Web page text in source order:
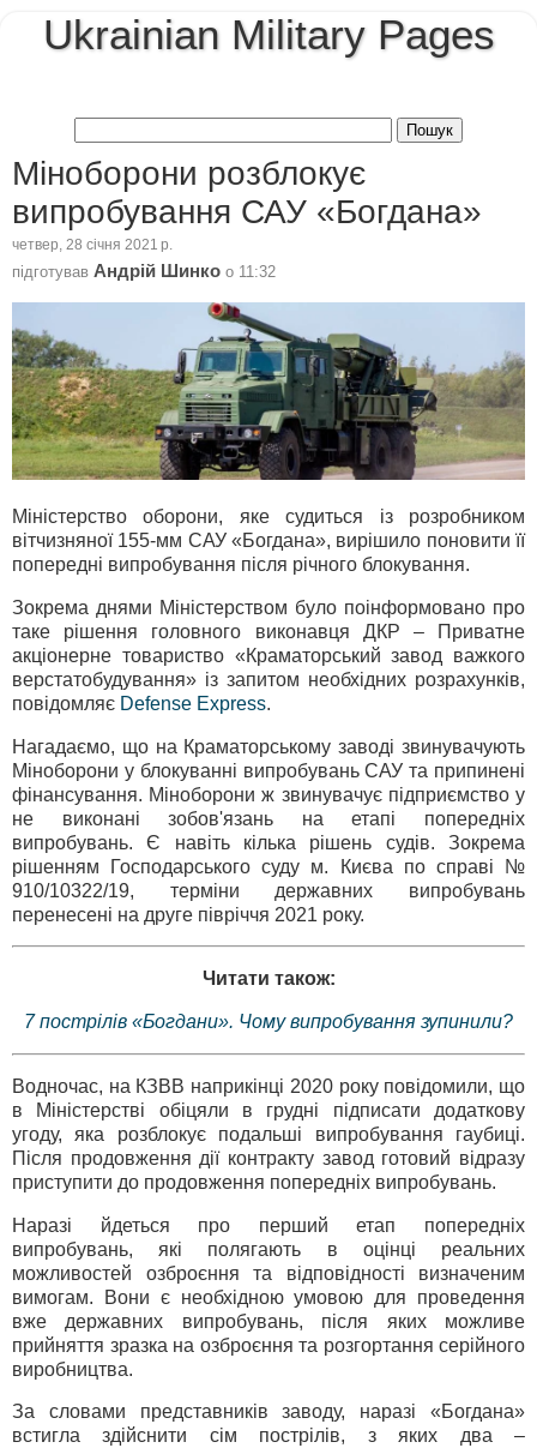
Ukrainian Military Pages
Міноборони розблокує
випробування САУ «Богдана»
четвер, 28 січня 2021 р.
підготував Андрій Шинко о 11:32
Міністерство оборони, яке судиться із розробником
вітчизняної 155-мм САУ «Богдана», вирішило поновити її
попередні випробування після річного блокування.
Зокрема днями Міністерством було поінформовано про
таке рішення головного виконавця ДКР – Приватне
акціонерне товариство «Краматорський завод важкого
верстатобудування» із запитом необхідних розрахунків,
повідомляє Defense Express.
Нагадаємо, що на Краматорському заводі звинувачують
Міноборони у блокуванні випробувань САУ та припинені
фінансування. Міноборони ж звинувачує підприємство у
не виконані зобов'язань на етапі попередніх
випробувань. Є навіть кілька рішень судів. Зокрема
рішенням Господарського суду м. Києва по справі №
910/10322/19, терміни державних випробувань
перенесені на друге півріччя 2021 року.
Читати також:
7 пострілів «Богдани». Чому випробування зупинили?
Водночас, на КЗВВ наприкінці 2020 року повідомили, що
в Міністерстві обіцяли в грудні підписати додаткову
угоду, яка розблокує подальші випробування гаубиці.
Після продовження дії контракту завод готовий відразу
приступити до продовження попередніх випробувань.
Наразі йдеться про перший етап попередніх
випробувань, які полягають в оцінці реальних
можливостей озброєння та відповідності визначеним
вимогам. Вони є необхідною умовою для проведення
вже державних випробувань, після яких можливе
прийняття зразка на озброєння та розгортання серійного
виробництва.
За словами представників заводу, наразі «Богдана»
встигла здійснити сім пострілів, з яких два –